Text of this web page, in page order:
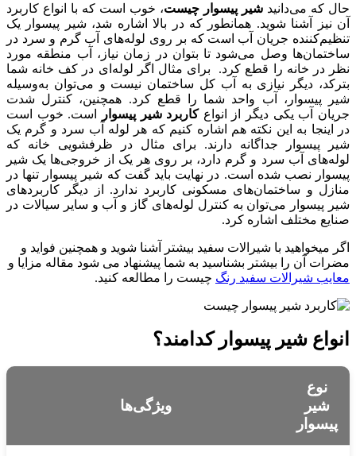
حال که می‌دانید شیر پیسوار چیست، خوب است که با انواع کاربرد
آن نیز آشنا شوید. همانطور که در بالا اشاره شد، شیر پیسوار یک
تنظیم‌کننده جریان آب است که بر روی لوله‌های آب گرم و سرد در
ساختمان‌ها وصل می‌شود تا بتوان در زمان نیاز، آب منطقه مورد
نظر در خانه را قطع کرد. برای مثال اگر لوله‌ای در کف خانه شما
بترکد، دیگر نیازی به آب کل ساختمان نیست و می‌توان به‌وسیله
شیر پیسوار، آب واحد شما را قطع کرد. همچنین، کنترل شدت
جریان آب یکی دیگر از انواعکاربرد شیر پیسوار
است. خوب است
در اینجا به این نکته هم اشاره کنیم که هر لوله آب سرد و گرم یک
شیر پیسوار جداگانه دارند. برای مثال در ظرفشویی خانه که
لوله‌های آب سرد و گرم دارد، بر روی هر یک از خروجی‌ها یک شیر
پیسوار نصب شده است. در نهایت باید گفت که شیر پیسوار تنها در
منازل و ساختمان‌های مسکونی کاربرد ندارد. از دیگر کاربردهای
شیر پیسوار می‌توان به کنترل لوله‌های گاز و آب و سایر سیالات در
صنایع مختلف اشاره کرد.
اگر میخواهید با شیرالات سفید بیشتر آشنا شوید و همچنین فواید و
مضرات آن را بیشتر بشناسید به شما پیشنهاد می شود مقاله مزایا و
معایب شیرالات سفید رنگ چیست را مطالعه کنید.
انواع شیر پیسوار کدامند؟
نوع
شیر
پیسوار
ویژگی‌ها